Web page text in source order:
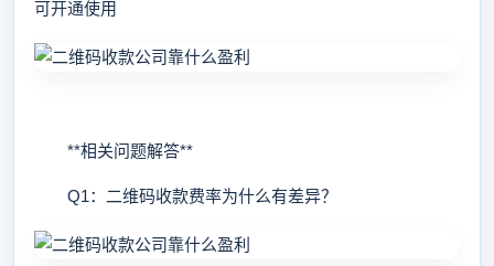
可开通使用
**相关问题解答**
Q1：二维码收款费率为什么有差异？